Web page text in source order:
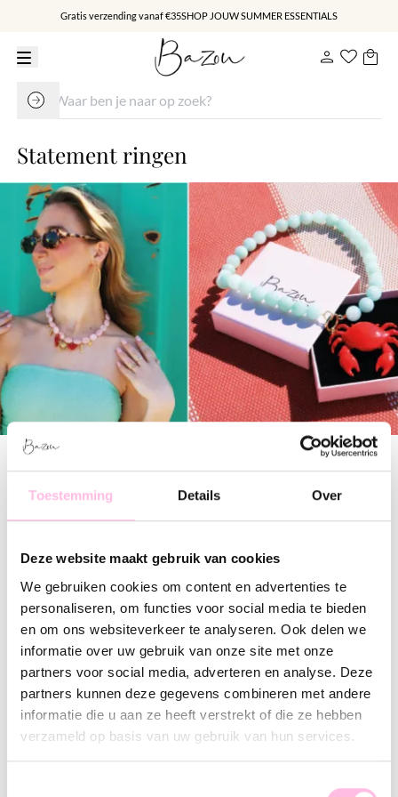
Toestemming Details Over
Deze website maakt gebruik van cookies
We gebruiken cookies om content en advertenties te
personaliseren, om functies voor social media te bieden
en om ons websiteverkeer te analyseren. Ook delen we
informatie over uw gebruik van onze site met onze
partners voor social media, adverteren en analyse. Deze
partners kunnen deze gegevens combineren met andere
informatie die u aan ze heeft verstrekt of die ze hebben
verzameld op basis van uw gebruik van hun services.
Gratis verzending vanaf €35SHOP JOUW SUMMER ESSENTIALS
Statement ringen
€ 17.95
Multi-layer XL ring
€ 19.95
HOT
Stalen ring met open hart
€ 18.95 € 19.95